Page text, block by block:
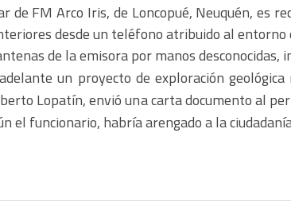
FM Arco Iris, de Loncopué, Neuquén, es
desde un teléfono atribuido al
de la emisora por manos
un proyecto de exploración
Lopatín, envió una carta documento al
el funcionario, habría arengado a la